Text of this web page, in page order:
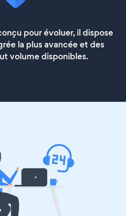
pour évoluer, il dispose
la plus avancée et des
volume disponibles.